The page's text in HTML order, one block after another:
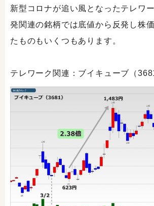
新型コロナが追い風となったテレワ
発関連の銘柄では底値から反発し株
たものもいくつもあります。
テレワーク関連：ブイキューブ（